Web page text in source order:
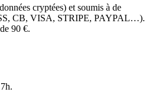
cryptées) et soumis à de
CB, VISA, STRIPE, PAYPAL…).
90 €.